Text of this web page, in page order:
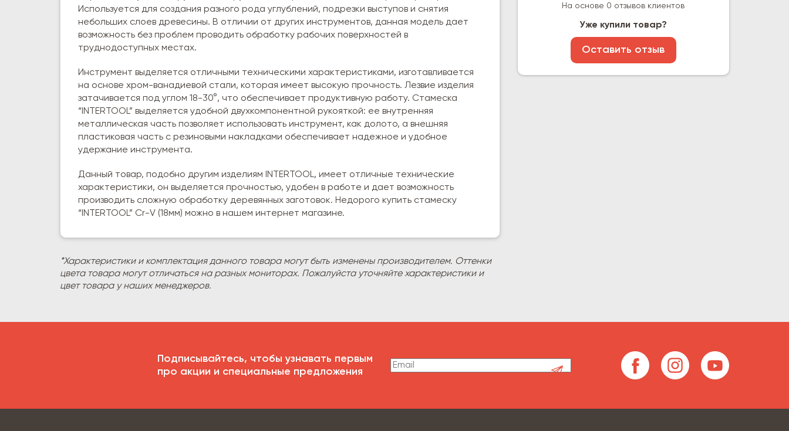
Используется для создания разного рода углублений, подрезки выступов и снятия
небольших слоев древесины. В отличии от других инструментов, данная модель дает
возможность без проблем проводить обработку рабочих поверхностей в
труднодоступных местах.
Инструмент выделяется отличными техническими характеристиками, изготавливается
на основе хром-ванадиевой стали, которая имеет высокую прочность. Лезвие изделия
затачивается под углом 18-30°, что обеспечивает продуктивную работу. Стамеска
“INTERTOOL” выделяется удобной двухкомпонентной рукояткой: ее внутренняя
металлическая часть позволяет использовать инструмент, как долото, а внешняя
пластиковая часть с резиновыми накладками обеспечивает надежное и удобное
удержание инструмента.
Данный товар, подобно другим изделиям INTERTOOL, имеет отличные технические
характеристики, он выделяется прочностью, удобен в работе и дает возможность
производить сложную обработку деревянных заготовок. Недорого купить стамеску
“INTERTOOL” Cr-V (18мм) можно в нашем интернет магазине.
*Характеристики и комплектация данного товара могут быть изменены производителем. Оттенки
цвета товара могут отличаться на разных мониторах. Пожалуйста уточняйте характеристики и
цвет товара у наших менеджеров.
На основе 0 отзывов клиентов
Уже купили товар?
Оставить отзыв
Подписывайтесь, чтобы узнавать первым
про акции и специальные предложения